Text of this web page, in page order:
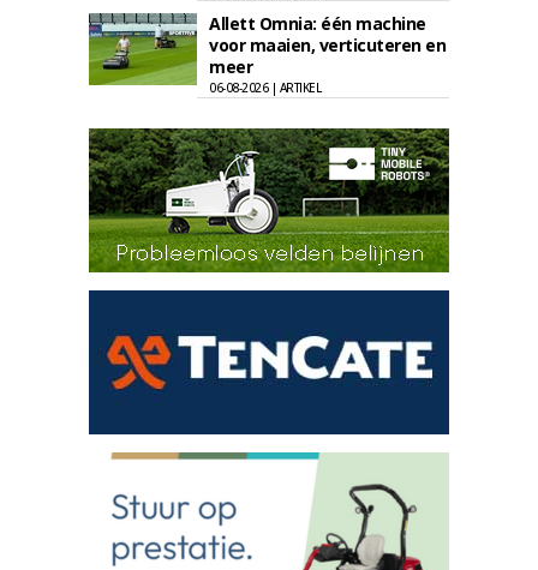
Allett Omnia: één machine
voor maaien, verticuteren en
meer
06-08-2026 | ARTIKEL